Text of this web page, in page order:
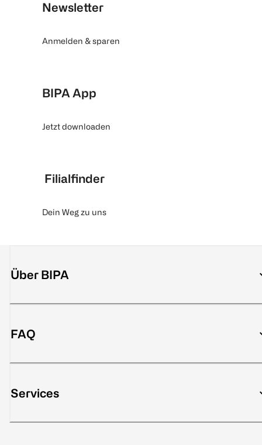
Newsletter
Anmelden & sparen
BIPA App
Jetzt downloaden
Filialfinder
Dein Weg zu uns
Über BIPA
FAQ
Services